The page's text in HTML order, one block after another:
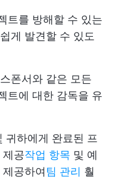
트를 방해할 수 있는
게 발견할 수 있도
폰서와 같은 모든
트에 대한 감독을 유
귀하에게 완료된 프
제공작업 항목 및 예
공하여 팀 관리 훨